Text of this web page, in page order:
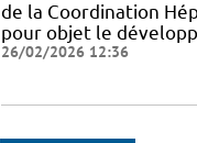
de la Coordination
pour objet le
26/02/2026 12:36